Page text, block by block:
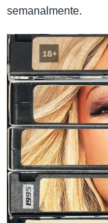
semanalmente.